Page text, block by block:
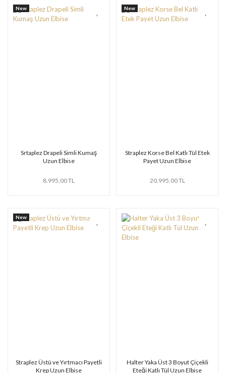
New
Srtaplez Drapeli Simli Kumaş
Uzun Elbise
8.995,00 TL
New
Straplez Korse Bel Katlı Tül Etek
Payet Uzun Elbise
20.995,00 TL
New
Straplez Üstü ve Yırtmacı Payetli
Krep Uzun Elbise
Halter Yaka Üst 3 Boyut Çiçekli
Eteği Katlı Tül Uzun Elbise